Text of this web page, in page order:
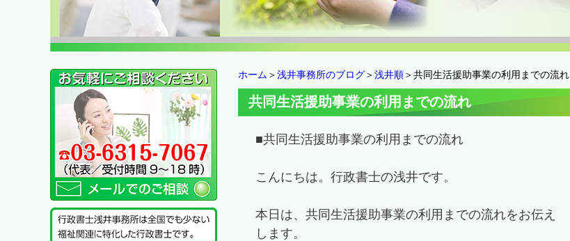
ホーム ＞ 浅井事務所のブログ ＞ 浅井順 ＞共同生活援助事業の利用までの流れ
共同生活援助事業の利用までの流れ
■共同生活援助事業の利用までの流れ
こんにちは。行政書士の浅井です。
本日は、共同生活援助事業の利用までの流れをお伝え
します。